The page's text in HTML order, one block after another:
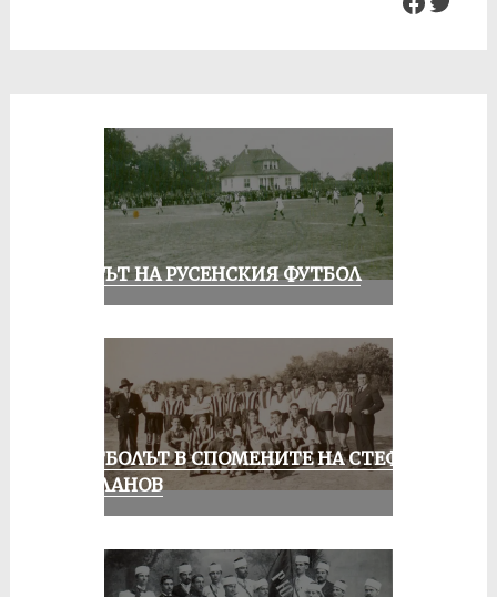
ВЕКЪТ НА РУСЕНСКИЯ ФУТБОЛ
ФУТБОЛЪТ В СПОМЕНИТЕ НА СТЕФАН
МИЛАНОВ